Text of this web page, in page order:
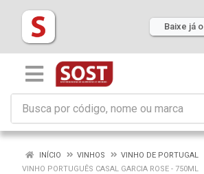
Baixe já
INÍCIO VINHOS
VINHO DE PORTUGAL
VINHO PORTUGUÊS CASAL GARCIA ROSE - 750ML